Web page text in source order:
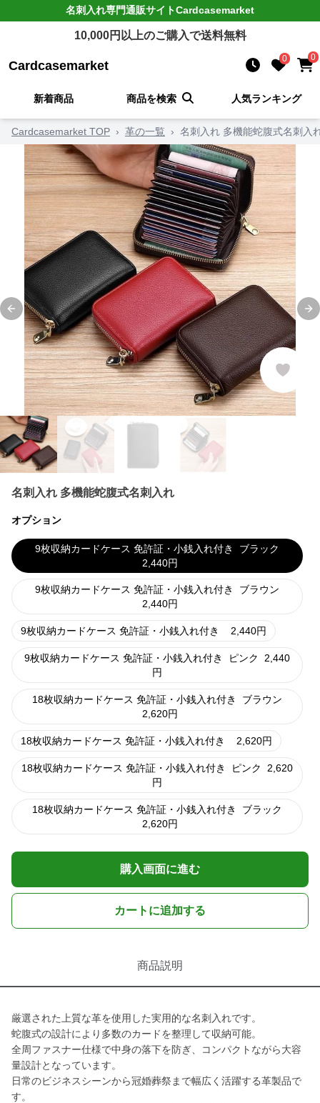
名刺入れ専門通販サイトCardcasemarket
10,000円以上のご購入で送料無料
Cardcasemarket 0 0
新着商品 商品を検索 人気ランキング
Cardcasemarket TOP › 革の一覧 › 名刺入れ 多機能蛇腹式名刺入
Previous slide
名刺入れ 多機能蛇腹式名刺入れ
オプション
9枚収納カードケース 免許証・小銭入れ付き
ブラック
2,440円
9枚収納カードケース 免許証・小銭入れ付き
ブラウン
2,440円
9枚収納カードケース 免許証・小銭入れ付き 2,440円
9枚収納カードケース 免許証・小銭入れ付き ピンク
2,440
円
18枚収納カードケース 免許証・小銭入れ付き
ブラウン
2,620円
18枚収納カードケース 免許証・小銭入れ付き 2,620円
18枚収納カードケース 免許証・小銭入れ付き ピンク
2,620
円
18枚収納カードケース 免許証・小銭入れ付き
ブラック
2,620円
購入画面に進む
カートに追加する
商品説明
厳選された上質な革を使用した実用的な名刺入れです。
蛇腹式の設計により多数のカードを整理して収納可能。
全周ファスナー仕様で中身の落下を防ぎ、コンパクトながら大容
量設計となっています。
日常のビジネスシーンから冠婚葬祭まで幅広く活躍する革製品で
す。